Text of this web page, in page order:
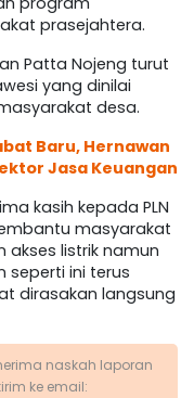
prasejahtera.
Patta Nojeng turut
yang dinilai
desa.
Baru, Hernawan
Jasa Keuangan
kasih kepada PLN
masyarakat
listrik namun
seperti ini terus
dirasakan langsung
naskah laporan
ke email: